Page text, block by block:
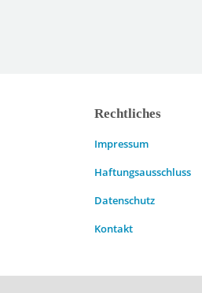
Rechtliches
Impressum
Haftungsausschluss
Datenschutz
Kontakt